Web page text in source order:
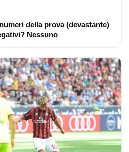
della prova (devastante)
Nessuno